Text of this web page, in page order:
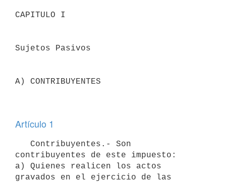
CAPITULO I
Sujetos Pasivos
A) CONTRIBUYENTES
Artículo 1
contribuyentes de este impuesto:
a) Quienes realicen los actos
gravados en el ejercicio de las